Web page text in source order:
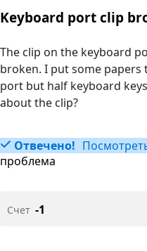
Keyboard port clip
The clip on the keyboard
broken. I put some
port but half keyboard
about the clip?
Отвечено!
проблема
Счет -1